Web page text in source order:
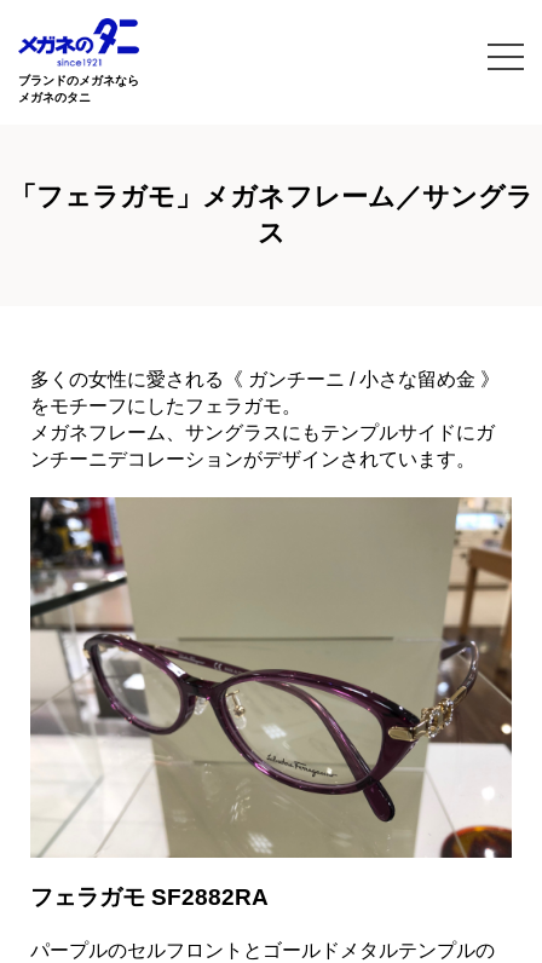
ブランドのメガネなら
メガネのタニ
「フェラガモ」メガネフレーム／サングラ
ス
多くの女性に愛される《 ガンチーニ / 小さな留め金 》
をモチーフにしたフェラガモ。
メガネフレーム、サングラスにもテンプルサイドにガ
ンチーニデコレーションがデザインされています。
フェラガモ SF2882RA
パープルのセルフロントとゴールドメタルテンプルの